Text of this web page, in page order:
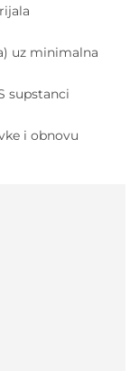
uz minimalna
supstanci
i obnovu